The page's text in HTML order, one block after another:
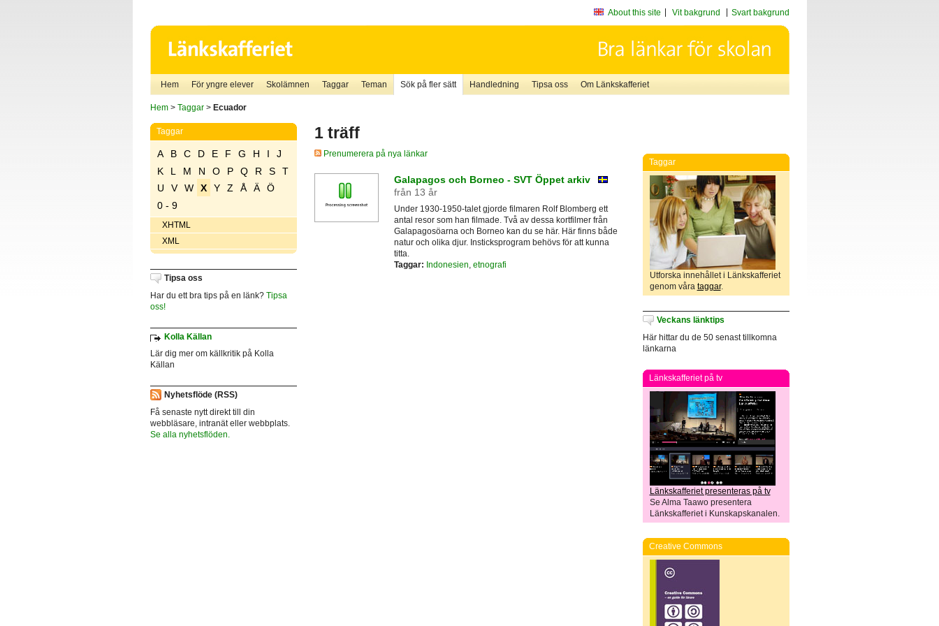
About this site Vit bakgrund Svart bakgrund
Hem För yngre elever Skolämnen Taggar Teman Sök på fler sätt Handledning Tipsa oss Om Länkskafferiet
Hem> Taggar> Ecuador
Taggar
A B C D E F G H I
J
K
L M N O P Q R S
T
U
V W X Y Z Å Ä
Ö
0 - 9
XHTML
XML
Tipsa oss
Har du ett bra tips på en länk? Tipsa
oss!
Kolla Källan
Lär dig mer om källkritik på Kolla
Källan
Nyhetsflöde (RSS)
Få senaste nytt direkt till din
webbläsare, intranät eller webbplats.
Se alla nyhetsflöden.
1 träff
Prenumerera på nya länkar
Galapagos och Borneo - SVT Öppet arkiv
från 13 år
Under 1930-1950-talet gjorde filmaren Rolf Blomberg ett
antal resor som han filmade. Två av dessa kortfilmer från
Galapagosöarna och Borneo kan du se här. Här finns både
natur och olika djur. Insticksprogram behövs för att kunna
titta.
Taggar: Indonesien etnografi
Taggar
Utforska innehållet i Länkskafferiet
genom våra taggar.
Veckans länktips
Här hittar du de 50 senast tillkomna
länkarna
Länkskafferiet på tv
Länkskafferiet presenteras på tv
Se Alma Taawo presentera
Länkskafferiet i Kunskapskanalen.
Creative Commons